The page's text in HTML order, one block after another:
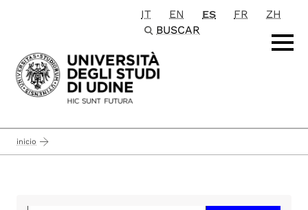
Passa al contenuto principale
IT EN ES FR
ZH
BUSCAR
inicio